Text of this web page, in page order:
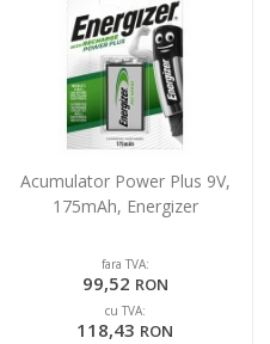
Acumulator Power Plus 9V,
175mAh, Energizer
fara TVA:
99,52 RON
cu TVA:
118,43 RON